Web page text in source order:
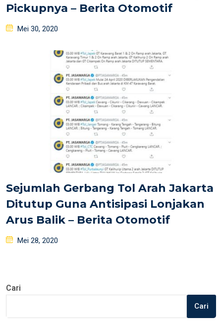
Pickupnya – Berita Otomotif
Posted
Mei 30, 2020
Sejumlah Gerbang Tol Arah Jakarta
Ditutup Guna Antisipasi Lonjakan
Arus Balik – Berita Otomotif
Posted
Mei 28, 2020
Cari
Cari